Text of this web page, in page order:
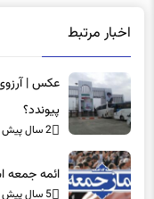
عکس |
پیوندد؟
5 سال پیش